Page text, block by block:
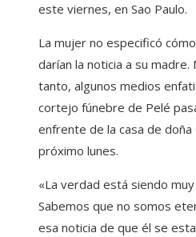
este viernes, en Sao Paulo.
La mujer no especificó
darían la noticia a su madre.
tanto, algunos medios
cortejo fúnebre de Pelé
enfrente de la casa de doña
próximo lunes.
«La verdad está siendo muy
Sabemos que no somos
esa noticia de que él se